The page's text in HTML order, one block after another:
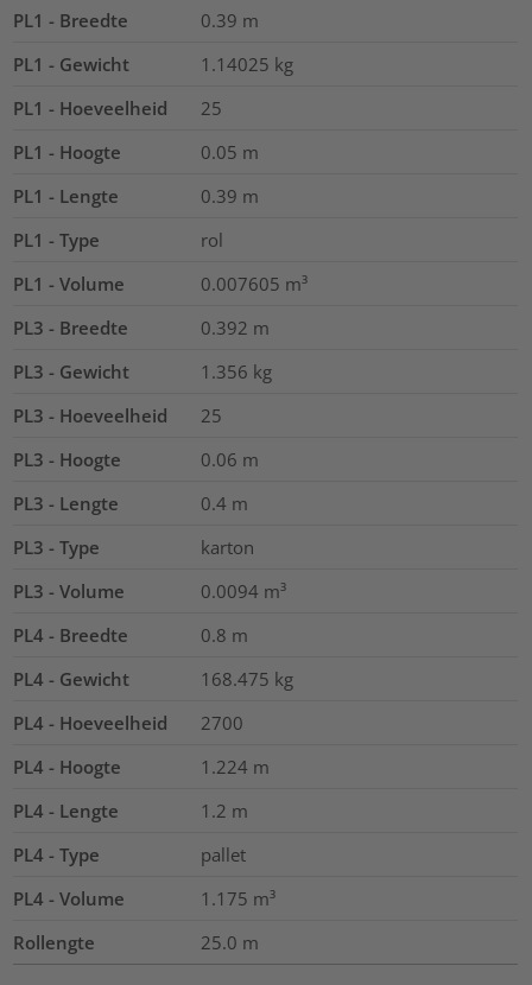
PL1 - Breedte 0.39 m
PL1 - Gewicht
1.14025 kg
PL1 - Hoeveelheid
25
PL1 - Hoogte
0.05 m
PL1 - Lengte
0.39 m
PL1 - Type
rol
PL1 - Volume
0.007605 m³
PL3 - Breedte
0.392 m
PL3 - Gewicht
1.356 kg
PL3 - Hoeveelheid
25
PL3 - Hoogte
0.06 m
PL3 - Lengte
0.4 m
PL3 - Type
karton
PL3 - Volume
0.0094 m³
PL4 - Breedte
0.8 m
PL4 - Gewicht
168.475 kg
PL4 - Hoeveelheid
2700
PL4 - Hoogte
1.224 m
PL4 - Lengte
1.2 m
PL4 - Type
pallet
PL4 - Volume
1.175 m³
Rollengte
25.0 m